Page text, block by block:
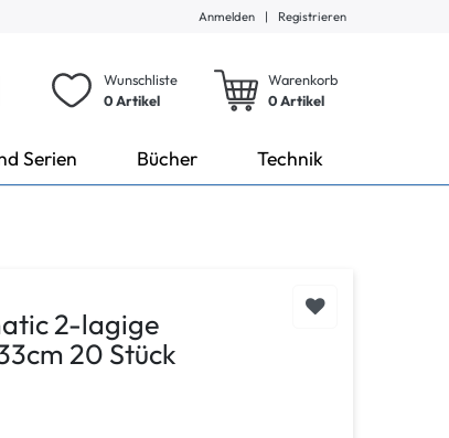
Anmelden | Registrieren
Wunschliste
0 Artikel
Warenkorb
0Artikel
Serien Bücher Technik
2-lagige
20 Stück